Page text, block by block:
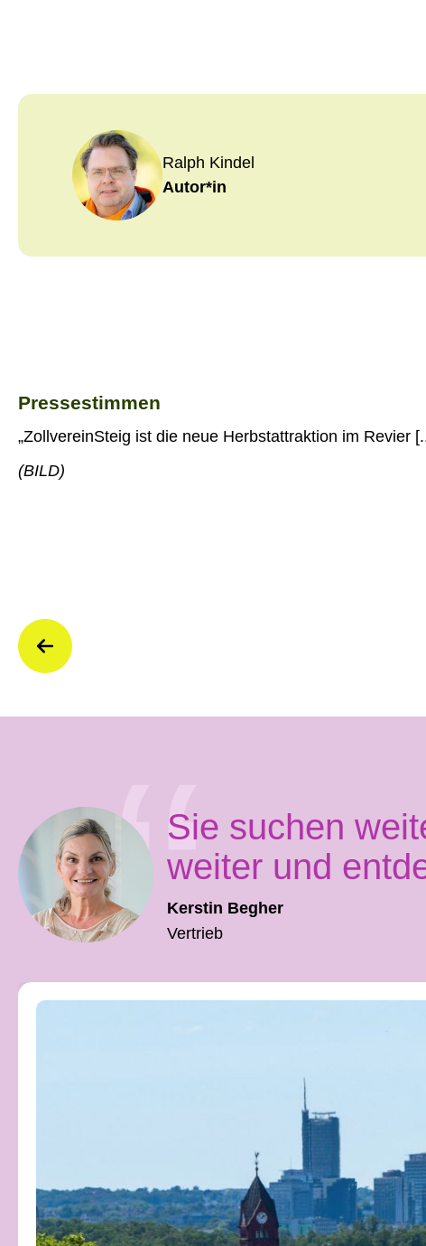
Ralph Kindel
Autor*in
Pressestimmen
„ZollvereinSteig ist die neue Herbstattraktion im Revier
(BILD)
Sie suchen
weiter und
Kerstin Begher
Vertrieb
Produktgalerie überspringen